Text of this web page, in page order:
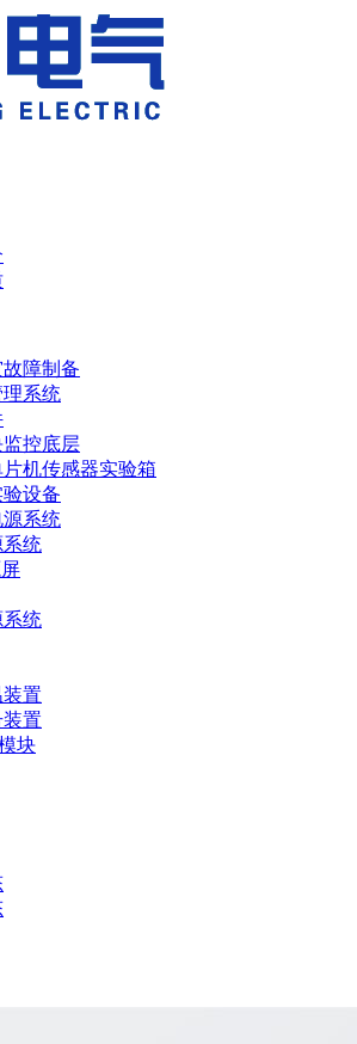
障制备
系统
监控底层
机传感器实验箱
设备
系统
统
统
置
置
块